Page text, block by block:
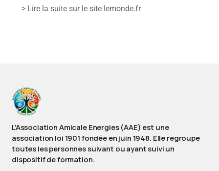
> Lire la suite sur le site lemonde.fr
L'Association Amicale Energies (AAE) est une
association loi 1901 fondée en juin 1948. Elle regroupe
toutes les personnes suivant ou ayant suivi un
dispositif de formation.